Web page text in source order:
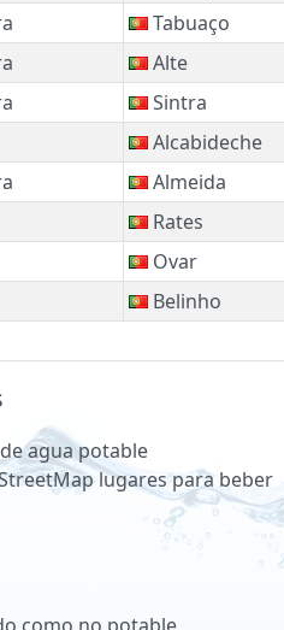
Tabuaço
Alte
Sintra
Alcabideche
Almeida
Rates
Ovar
Belinho
agua potable
lugares para beber